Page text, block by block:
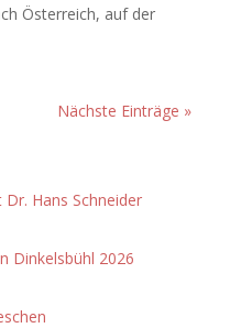
Österreich, auf der
Nächste Einträge »
Hans Schneider
Dinkelsbühl 2026